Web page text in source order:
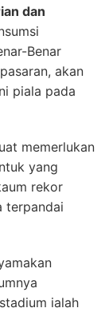
dan
Benar
akan
piala pada
memerlukan
yang
rekor
terpandai
ialah